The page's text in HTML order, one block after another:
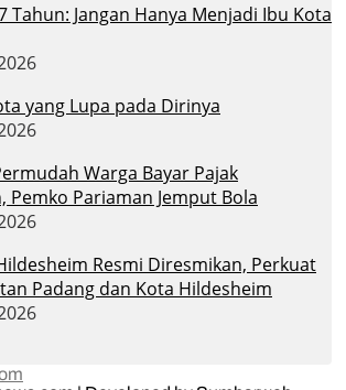
Tahun: Jangan Hanya Menjadi Ibu Kota
yang Lupa pada Dirinya
Warga Bayar Pajak
Pemko Pariaman Jemput Bola
Resmi Diresmikan, Perkuat
Padang dan Kota Hildesheim